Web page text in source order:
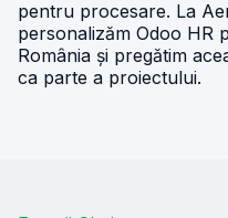
pentru procesare. La
personalizăm Odoo HR
România și pregătim
ca parte a proiectului.